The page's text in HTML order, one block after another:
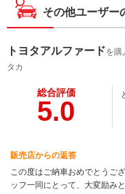
その他ユーザー
トヨタアルファードを購
タカ
総合評価
5.0
販売店からの返答
この度はご納車おめでとうご
ッフ一同にとって、大変励み